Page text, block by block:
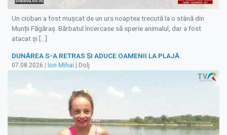
Un cioban a fost mușcat de un urs noaptea trecută la o stână din
Munții Făgăraș. Bărbatul încercase să sperie animalul, dar a fost
atacat și […]
DUNĂREA S-A RETRAS ŞI ADUCE OAMENII LA PLAJĂ
07.08.2026 Ion Mihai | Dolj